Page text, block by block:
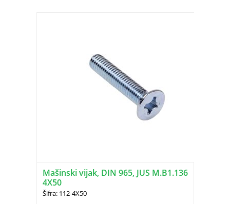
Mašinski vijak, DIN 965, JUS M.B1.136
4X50
Šifra: 112-4X50